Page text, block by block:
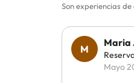
Son experiencias
Maria
Mayo